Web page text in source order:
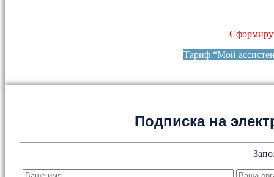
Тариф “Мой
Подписка на